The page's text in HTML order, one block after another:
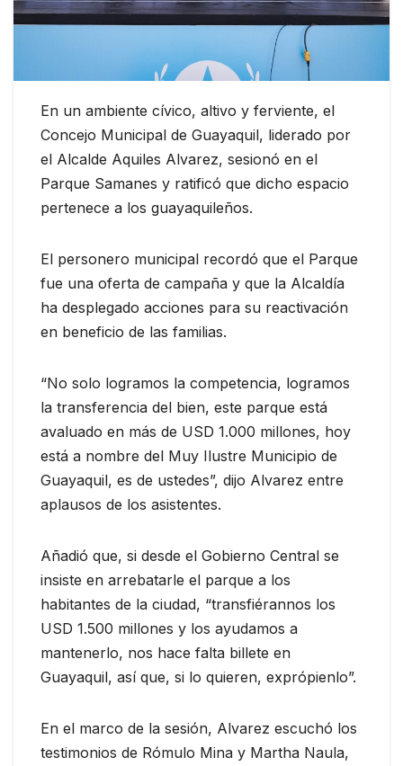
En un ambiente cívico, altivo y ferviente, el
Concejo Municipal de Guayaquil, liderado por
el Alcalde Aquiles Alvarez, sesionó en el
Parque Samanes y ratificó que dicho espacio
pertenece a los guayaquileños.
El personero municipal recordó que el Parque
fue una oferta de campaña y que la Alcaldía
ha desplegado acciones para su reactivación
en beneficio de las familias.
“No solo logramos la competencia, logramos
la transferencia del bien, este parque está
avaluado en más de USD 1.000 millones, hoy
está a nombre del Muy Ilustre Municipio de
Guayaquil, es de ustedes”, dijo Alvarez entre
aplausos de los asistentes.
Añadió que, si desde el Gobierno Central se
insiste en arrebatarle el parque a los
habitantes de la ciudad, “transfiérannos los
USD 1.500 millones y los ayudamos a
mantenerlo, nos hace falta billete en
Guayaquil, así que, si lo quieren, exprópienlo”.
En el marco de la sesión, Alvarez escuchó los
testimonios de Rómulo Mina y Martha Naula,